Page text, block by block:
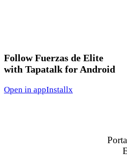
Follow Fuerzas de Elite
with Tapatalk for Android
Open in appInstallx